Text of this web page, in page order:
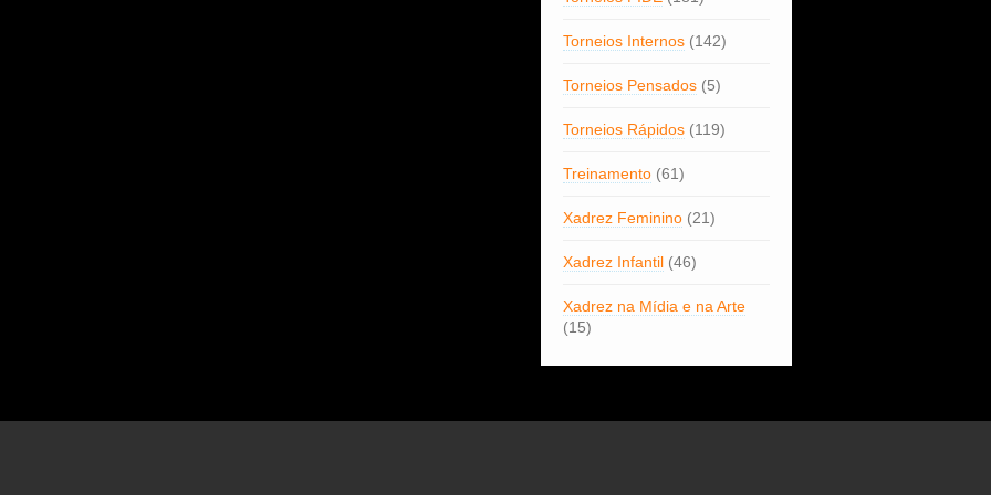
Torneios Internos(142)
Torneios Pensados(5)
Torneios Rápidos(119)
Treinamento(61)
Xadrez Feminino(21)
Xadrez Infantil(46)
Xadrez na Mídia e na Arte
(15)